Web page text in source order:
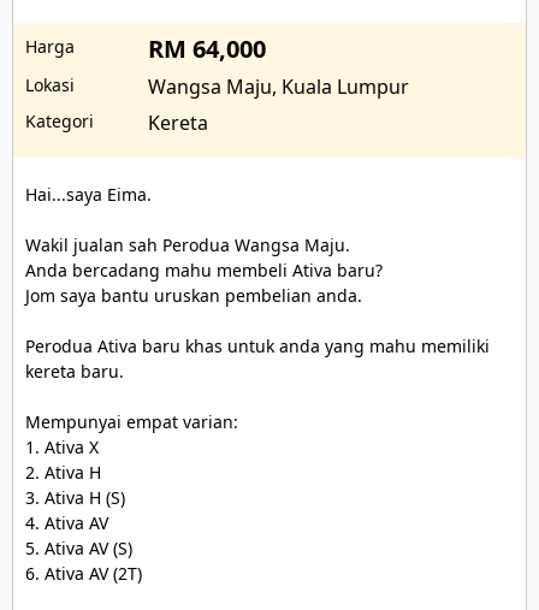
Harga RM 64,000
Lokasi Wangsa Maju, Kuala Lumpur
Kategori Kereta
Hai...saya Eima.
Wakil jualan sah Perodua Wangsa Maju.
Anda bercadang mahu membeli Ativa baru?
Jom saya bantu uruskan pembelian anda.
Perodua Ativa baru khas untuk anda yang mahu memiliki
kereta baru.
Mempunyai empat varian:
1. Ativa X
2. Ativa H
3. Ativa H (S)
4. Ativa AV
5. Ativa AV (S)
6. Ativa AV (2T)